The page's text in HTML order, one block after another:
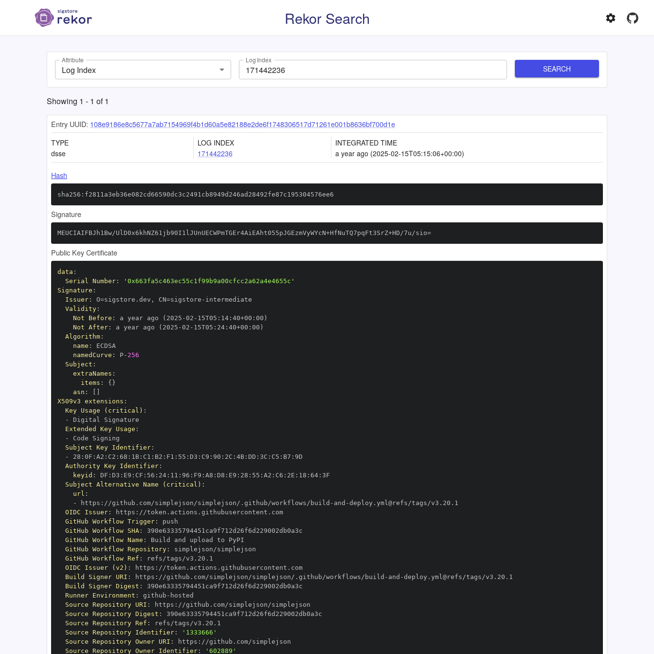
Rekor Search
Attribute
Log Index
Log Index
SEARCH
Showing 1 - 1 of1
Entry UUID: 108e9186e8c5677a7ab7154969f4b1d60a5e82188e2de6f1748306517d71261e001b8636bf700d1e
TYPE
dsse
LOG INDEX
171442236
INTEGRATED TIME
a year ago (2025-02-15T05:15:06+00:00)
Hash
sha256:f2811a3eb36e082cd66590dc3c2491cb8949d246ad28492fe87c195304576ee6
Signature
MEUCIAIFBJh1Bw/UlD0x6khNZ61jb90I1lJUnUECWPmTGEr4AiEAht055pJGEzmVyWYcN+HfNuTQ7pqFt3SrZ+HD/7u/sio=
Public Key Certificate
data :
Serial Number:
'0x663fa5c463ec55c1f99b9a00cfcc2a62a4e4655c'
Signature :
Issuer: O=sigstore.dev , CN=sigstore -
Validity:
Not Before : a year ago (2025 -02 - 15T05 : 14: 40+00 :
Not After: a year ago (2025 -02 - 15T05 : 24: 40+00 :
Algorithm:
name :
namedCurve : P- 256
Subject :
extraNames :
items : { }
asn :
X509v3 extensions :
Key Usage (critical) :
-
Extended Key Usage :
-
Subject Key Identifier:
-
28 : 0F : A2 : C2 : 68 : 1B: C1 : B2 : F1 : 55 : D3 : C9 : 90 : 2C : 4B: DD : 3C : C5 : B7 :
Authority Key Identifier:
keyid : DF : D3 : E9 : CF : 56 : 24: 11 : 96 : F9 : A8 : D8 : E9 : 28 : 55 : A2 : C6 : 2E : 18 : 64:
Subject Alternative Name (critical) :
url :
-
https : //github.com/simplejson/simplejson/.github/workflows/build - and -
OIDC Issuer: https :
//token.actions.githubusercontent.com
GitHub Workflow Trigger:
GitHub Workflow SHA:
GitHub Workflow Name :
GitHub Workflow Repository:
GitHub Workflow Ref :
OIDC Issuer (v2) : https :
//token.actions.githubusercontent.com
Build Signer URI : https : //github.com/simplejson/simplejson/.github/workflows/build - and -
Build Signer Digest :
Runner Environment : github -
Source Repository URI : https :
Source Repository Digest :
Source Repository Ref :
Source Repository Identifier:
'1333666'
Source Repository Owner URI : https :
Source Repository Owner Identifier: '602889'